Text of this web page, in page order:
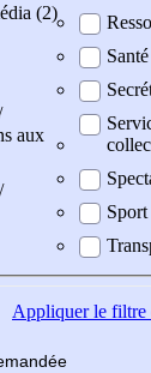
(2)
aux
Santé
Sport
Appliquerle filtre